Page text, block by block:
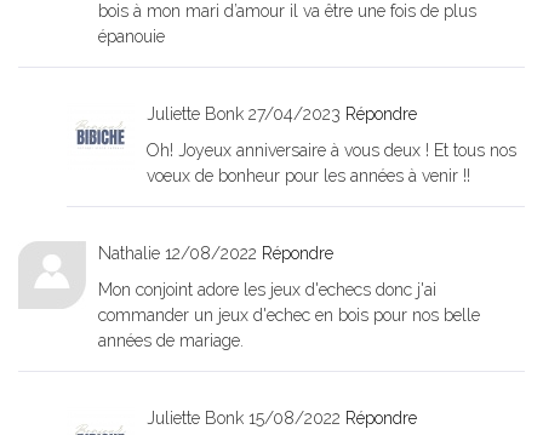
bois à mon mari d’amour il va être une fois de plus
épanouie
Juliette Bonk 27/04/2023 Répondre
Oh! Joyeux anniversaire à vous deux ! Et tous nos
voeux de bonheur pour les années à venir !!
Nathalie 12/08/2022 Répondre
Mon conjoint adore les jeux d'echecs donc j'ai
commander un jeux d'echec en bois pour nos belle
années de mariage.
Juliette Bonk 15/08/2022 Répondre